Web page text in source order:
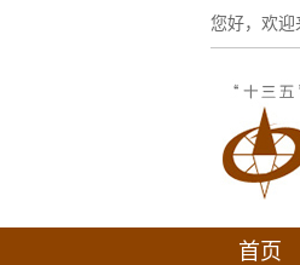
您好，欢迎
首页